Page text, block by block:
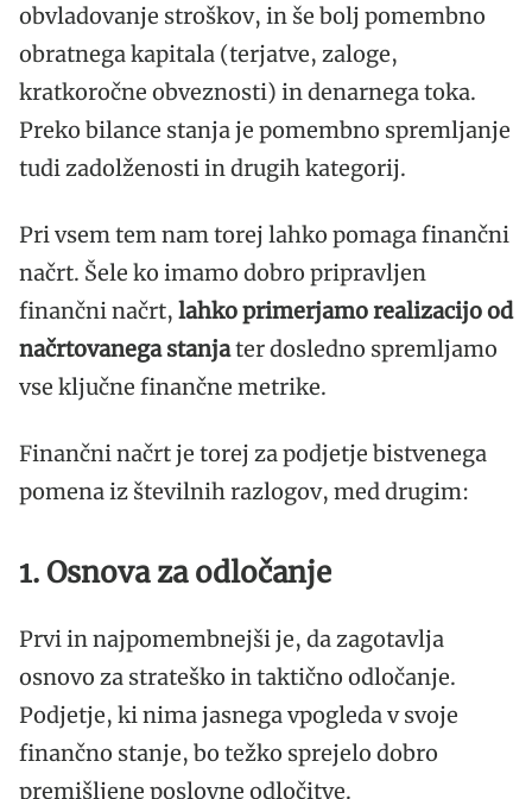
obvladovanje stroškov, in še bolj pomembno
obratnega kapitala (terjatve, zaloge,
kratkoročne obveznosti) in denarnega toka.
Preko bilance stanja je pomembno spremljanje
tudi zadolženosti in drugih kategorij.
Pri vsem tem nam torej lahko pomaga finančni
načrt. Šele ko imamo dobro pripravljen
finančni načrt, lahko primerjamo realizacijo od
načrtovanega stanjater dosledno spremljamo
vse ključne finančne metrike.
Finančni načrt je torej za podjetje bistvenega
pomena iz številnih razlogov, med drugim:
1. Osnova za odločanje
Prvi in najpomembnejši je, da zagotavlja
osnovo za strateško in taktično odločanje.
Podjetje, ki nima jasnega vpogleda v svoje
finančno stanje, bo težko sprejelo dobro
premišljene poslovne odločitve.